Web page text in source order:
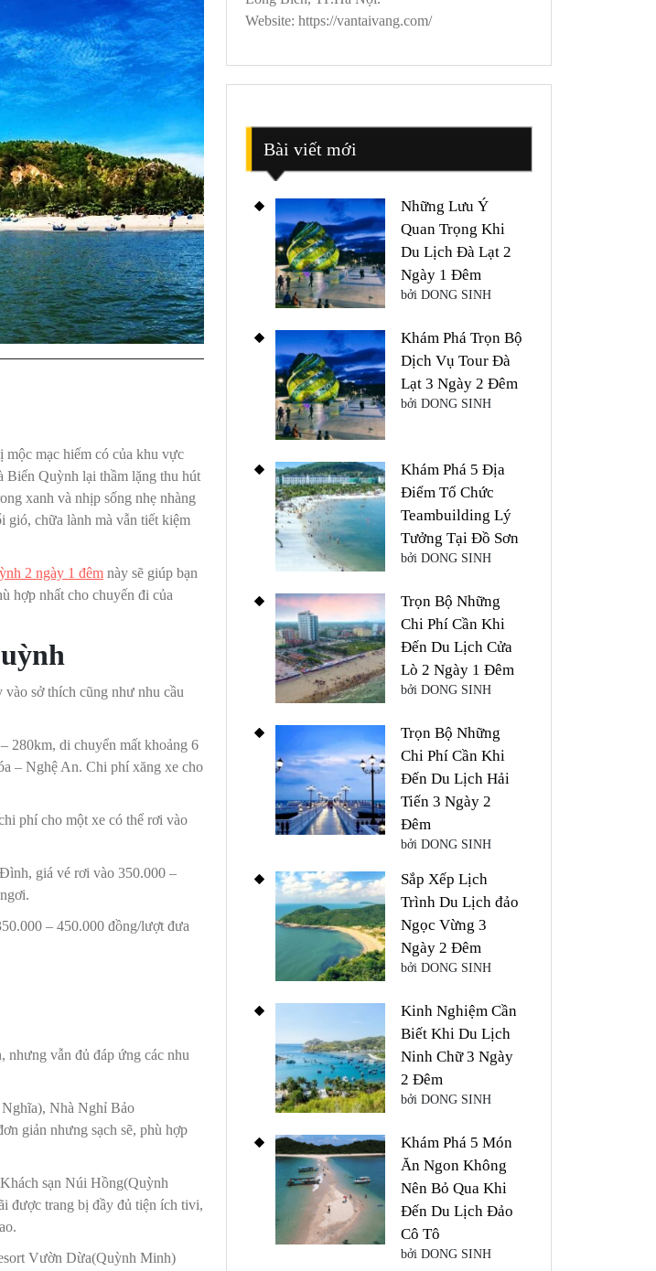
mạc hiếm có của khu vực
Biển Quỳnh lại thầm lặng thu hút
xanh và nhịp sống nhẹ nhàng
gió, chữa lành mà vẫn tiết kiệm
2 ngày 1 đêm này sẽ giúp bạn
hợp nhất cho chuyến đi của
sở thích cũng như nhu cầu
280km, di chuyển mất khoảng 6
– Nghệ An. Chi phí xăng xe cho
phí cho một xe có thể rơi vào
giá vé rơi vào 350.000 –
– 450.000 đồng/lượt đưa
nhưng vẫn đủ đáp ứng các nhu
Nhà Nghỉ Bảo
giản nhưng sạch sẽ, phù hợp
sạn Núi Hồng(Quỳnh
được trang bị đầy đủ tiện ích tivi,
Vườn Dừa(Quỳnh Minh)
Website: https://vantaivang.com/
Bài viết mới
Những Lưu Ý
Quan Trọng Khi
Du Lịch Đà Lạt 2
Ngày 1 Đêm
bởi DONG SINH
Khám Phá Trọn Bộ
Dịch Vụ Tour Đà
Lạt 3 Ngày 2 Đêm
bởi DONG SINH
Khám Phá 5 Địa
Điểm Tổ Chức
Teambuilding Lý
Tưởng Tại Đồ Sơn
bởi DONG SINH
Trọn Bộ Những
Chi Phí Cần Khi
Đến Du Lịch Cửa
Lò 2 Ngày 1 Đêm
bởi DONG SINH
Trọn Bộ Những
Chi Phí Cần Khi
Đến Du Lịch Hải
Tiến 3 Ngày 2
Đêm
bởi DONG SINH
Sắp Xếp Lịch
Trình Du Lịch đảo
Ngọc Vừng 3
Ngày 2 Đêm
bởi DONG SINH
Kinh Nghiệm Cần
Biết Khi Du Lịch
Ninh Chữ 3 Ngày
2 Đêm
bởi DONG SINH
Khám Phá 5 Món
Ăn Ngon Không
Nên Bỏ Qua Khi
Đến Du Lịch Đảo
Cô Tô
bởi DONG SINH